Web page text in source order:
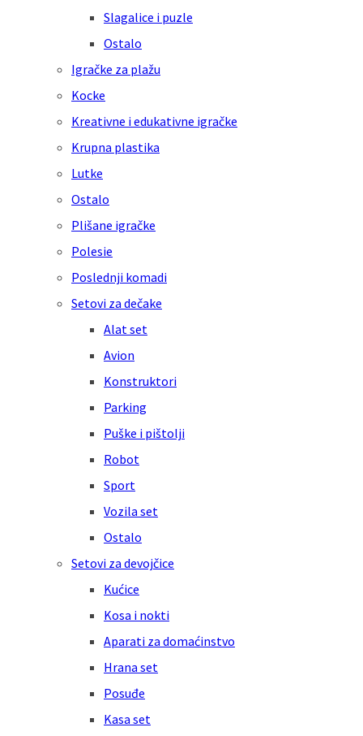
Slagalice i puzle
Ostalo
Igračke za plažu
Kocke
Kreativne i edukativne igračke
Krupna plastika
Lutke
Ostalo
Plišane igračke
Polesie
Poslednji komadi
Setovi za dečake
Alat set
Avion
Konstruktori
Parking
Puške i pištolji
Robot
Sport
Vozila set
Ostalo
Setovi za devojčice
Kućice
Kosa i nokti
Aparati za domaćinstvo
Hrana set
Posuđe
Kasa set